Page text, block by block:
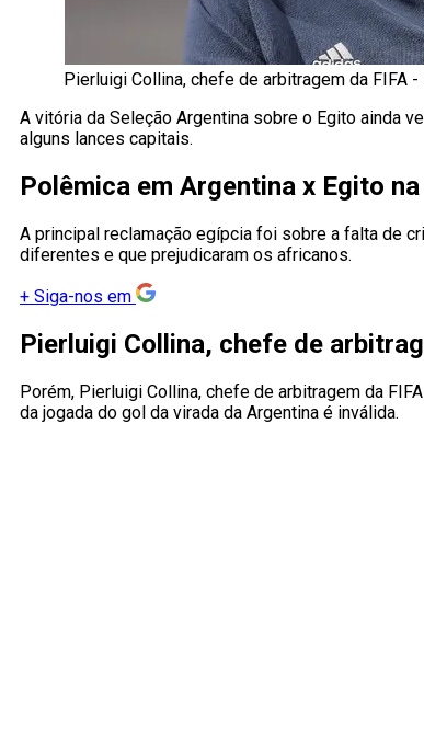
Pierluigi Collina, chefe de arbitragem da FIFA
A vitória da Seleção Argentina sobre o Egito ainda
alguns lances capitais.
Polêmica em Argentina x Egito
A principal reclamação egípcia foi sobre a falta de
diferentes e que prejudicaram os africanos.
+ Siga-nos em
Pierluigi Collina, chefe de
Porém, Pierluigi Collina, chefe de arbitragem da
da jogada do gol da virada da Argentina é inválida.